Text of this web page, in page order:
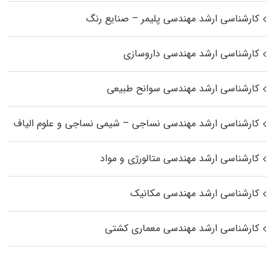
کارشناسی ارشد مهندسی پلیمر – صنایع رنگ
کارشناسی ارشد مهندسی داروسازی
کارشناسی ارشد مهندسی سوانح طبیعی
کارشناسی ارشد مهندسی نساجی – شیمی نساجی و علوم الیاف
کارشناسی ارشد مهندسی متالورژی و مواد
کارشناسی ارشد مهندسی مکانیک
کارشناسی ارشد مهندسی معماری کشتی